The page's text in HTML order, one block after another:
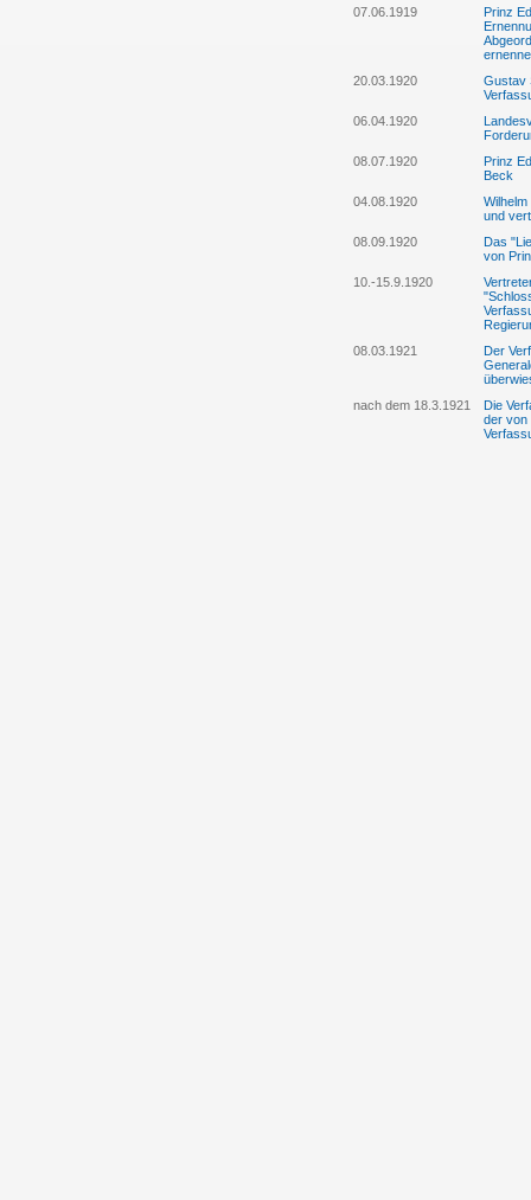
07.06.1919
Prinz
20.03.1920
Gustav
06.04.1920
08.07.1920
Prinz
Beck
04.08.1920
und
08.09.1920
Das
von
10.-15.9.1920
08.03.1921
Der
nach dem 18.3.1921
Die
der von